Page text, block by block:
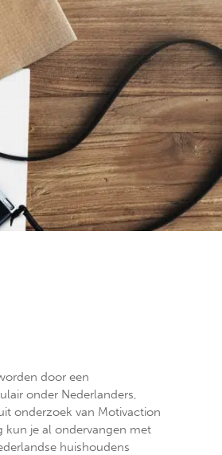
door een
onder Nederlanders,
onderzoek van Motivaction
kun je al ondervangen met
huishoudens